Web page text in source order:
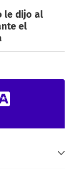
le dijo al
el